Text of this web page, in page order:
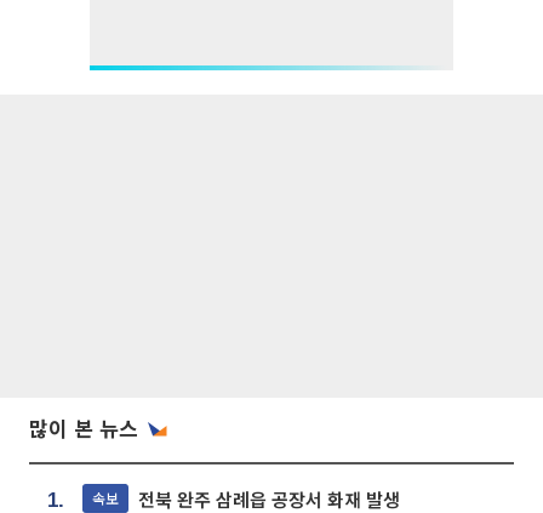
많이 본 뉴스
1. 속보 전북 완주 삼례읍 공장서 화재 발생